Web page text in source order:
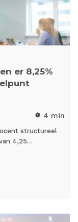
er 8,25%
timer 4 min
structureel
4,25…